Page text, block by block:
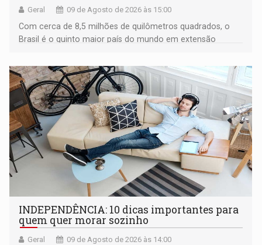
Geral 09 de Agosto de 2026 às 15:00
Com cerca de 8,5 milhões de quilômetros quadrados, o
Brasil é o quinto maior país do mundo em extensão
INDEPENDÊNCIA: 10 dicas importantes para
quem quer morar sozinho
Geral 09 de Agosto de 2026 às 14:00